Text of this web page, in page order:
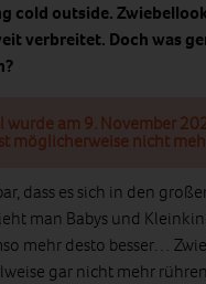
cold outside.
verbreitet. Doch was
wurde am 9. November
möglicherweise nicht
dass es sich in den
man Babys und
mehr desto besser…
gar nicht mehr